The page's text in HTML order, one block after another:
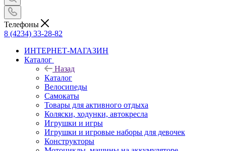
Телефоны
8 (4234) 33-28-82
ИНТЕРНЕТ-МАГАЗИН
Каталог
Назад
Каталог
Велосипеды
Самокаты
Товары для активного отдыха
Коляски, ходунки, автокресла
Игрушки и игры
Игрушки и игровые наборы для девочек
Конструкторы